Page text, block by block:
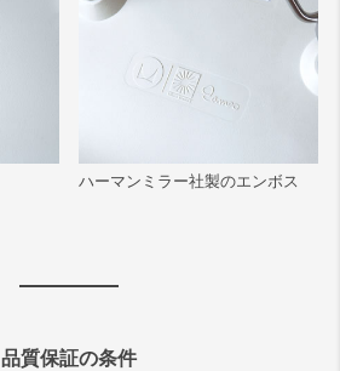
ハーマンミラー社製のエンボス
品質保証の条件